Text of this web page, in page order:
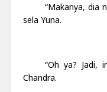
“Makanya, dia
sela Yuna.
“Oh ya? Jadi,
Chandra.